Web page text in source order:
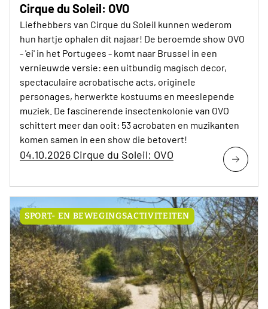
Cirque du Soleil: OVO
Liefhebbers van Cirque du Soleil kunnen wederom
hun hartje ophalen dit najaar! De beroemde show OVO
- 'ei' in het Portugees - komt naar Brussel in een
vernieuwde versie: een uitbundig magisch decor,
spectaculaire acrobatische acts, originele
personages, herwerkte kostuums en meeslepende
muziek. De fascinerende insectenkolonie van OVO
schittert meer dan ooit: 53 acrobaten en muzikanten
komen samen in een show die betovert!
04.10.2026 Cirque du Soleil: OVO
SPORT- EN BEWEGINGSACTIVITEITEN